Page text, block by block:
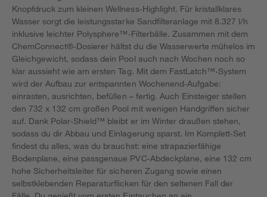
Knopfdruck zum kleinen Wellness‑Highlight. Für kristallklares
Wasser sorgt die leistungsstarke Sandfilteranlage mit 8.327 l/h
inklusive leichter Polysphere™‑Filterbälle. Zusammen mit dem
ChemConnect®‑Dosierer hältst du die Wasserwerte mühelos im
Gleichgewicht, sodass dein Pool auch nach Wochen noch so
klar aussieht wie am ersten Tag. Mit dem FastLatch™‑System
wird der Aufbau zur entspannten Wochenend‑Aufgabe:
einrasten, ausrichten, befüllen – fertig. Auch Einsteiger stellen
den 732 x 132 cm großen Pool mit wenigen Handgriffen sicher
auf. Dank Polar‑Shield™ bleibt er im Winter draußen stehen,
sodass du dir Abbau und Einlagerung sparst. Im Komplett‑Set
findest du alles, was du brauchst: eine strapazierfähige
Bodenplane, eine passgenaue PVC‑Abdeckplane, eine 132 cm
hohe Sicherheitsleiter für sicheren Zugang sowie einen
selbstklebenden Reparaturflicken für den seltenen Fall der